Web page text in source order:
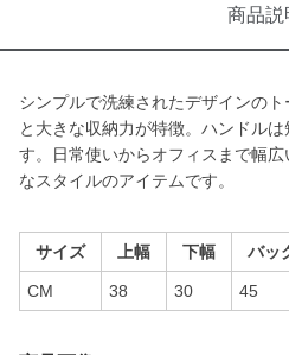
商品説
シンプルで洗練されたデザインの
と大きな収納力が特徴。ハンドル
す。日常使いからオフィスまで幅
なスタイルのアイテムです。
サイズ 上幅 下幅 バッ
CM 38 30 45